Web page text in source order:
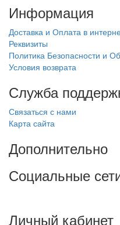
Информация
Доставка и Оплата в
Реквизиты
Политика Безопасности и
Условия возврата
Служба
Связаться с нами
Карта сайта
Дополнительно
Социальные
Личный кабинет